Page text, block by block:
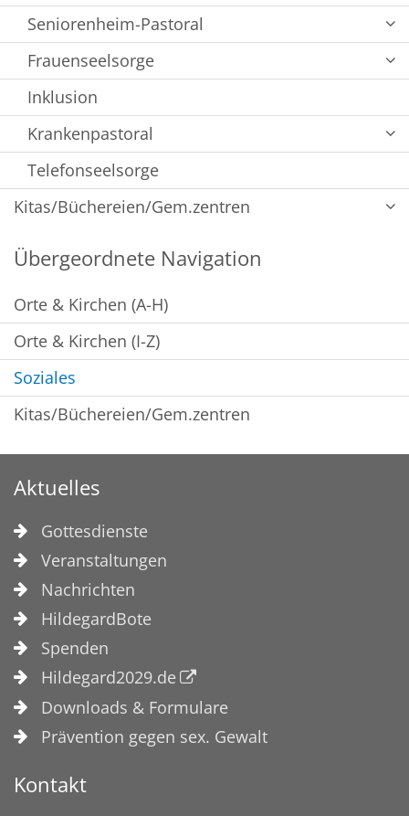
Seniorenheim-Pastoral
Frauenseelsorge
Inklusion
Krankenpastoral
Telefonseelsorge
Kitas/Büchereien/Gem.zentren
Übergeordnete Navigation
Orte & Kirchen (A-H)
Orte & Kirchen (I-Z)
Soziales
Kitas/Büchereien/Gem.zentren
Aktuelles
Gottesdienste
Veranstaltungen
Nachrichten
HildegardBote
Spenden
Hildegard2029.de
Downloads & Formulare
Prävention gegen sex. Gewalt
Kontakt